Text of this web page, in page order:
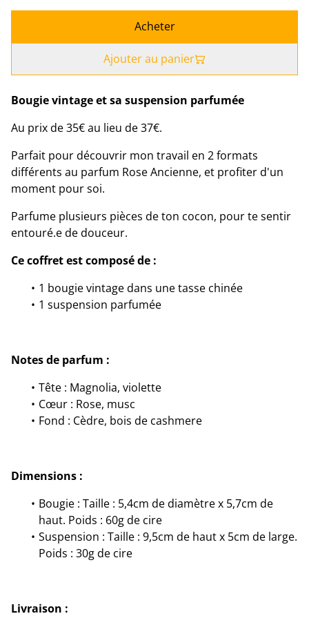
Acheter
Ajouter au panier
Bougie vintage et sa suspension parfumée
Au prix de 35€ au lieu de 37€.
Parfait pour découvrir mon travail en 2 formats
différents au parfum Rose Ancienne, et profiter d'un
moment pour soi.
Parfume plusieurs pièces de ton cocon, pour te sentir
entouré.e de douceur.
Ce coffret est composé de :
1 bougie vintage dans une tasse chinée
1 suspension parfumée
Notes de parfum :
Tête : Magnolia, violette
Cœur : Rose, musc
Fond : Cèdre, bois de cashmere
Dimensions :
Bougie : Taille : 5,4cm de diamètre x 5,7cm de
haut. Poids : 60g de cire
Suspension : Taille : 9,5cm de haut x 5cm de large.
Poids : 30g de cire
Livraison :